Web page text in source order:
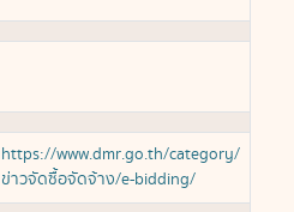
https://www.dmr.go.th/category/
ข่าวจัดซื้อจัดจ้าง/e-bidding/